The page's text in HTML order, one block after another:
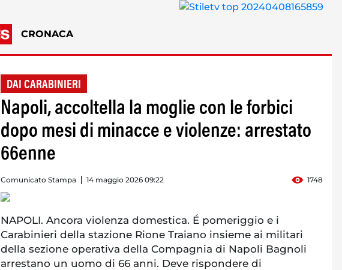
CRONACA
DAI CARABINIERI
Napoli, accoltella la moglie con le forbici
dopo mesi di minacce e violenze: arrestato
66enne
Comunicato Stampa 14 maggio 2026 09:22 1748
NAPOLI. Ancora violenza domestica. É pomeriggio e i
Carabinieri della stazione Rione Traiano insieme ai militari
della sezione operativa della Compagnia di Napoli Bagnoli
arrestano un uomo di 66 anni. Deve rispondere di